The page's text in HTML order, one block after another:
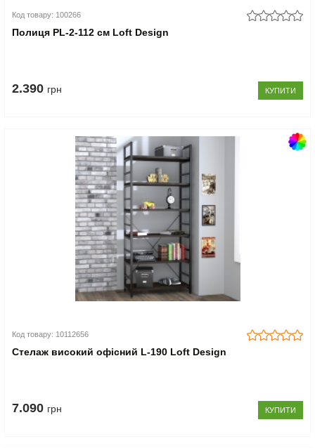
Код товару: 100266
Полиця PL-2-112 см Loft Design
2.390 грн КУПИТИ
Код товару: 10112656
Стелаж високий офісний L-190 Loft Design
7.090 грн КУПИТИ